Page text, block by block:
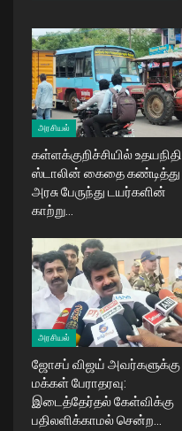
அரசியல்
கள்ளக்குறிச்சியில் உதயநிதி
ஸ்டாலின் கைதை கண்டித்து
அரசு பேருந்து டயர்களின்
காற்று…
அரசியல்
ஜோசப் விஜய் அவர்களுக்கு
மக்கள் பேராதரவு:
இடைத்தேர்தல் கேள்விக்கு
பதிலளிக்காமல் சென்ற…